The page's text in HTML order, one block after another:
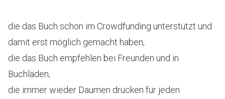
die das Buch schon im Crowdfunding unterstützt und
damit erst möglich gemacht haben,
die das Buch empfehlen bei Freunden und in
Buchläden,
die immer wieder Daumen drücken für jeden